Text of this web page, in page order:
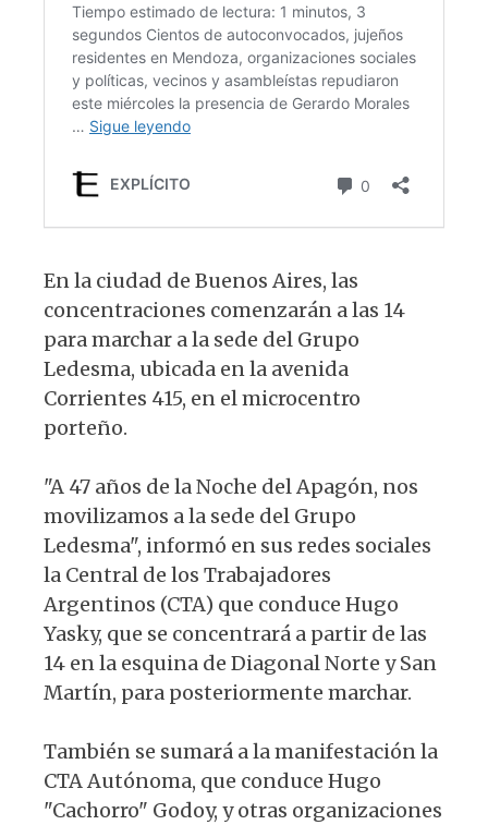
En la ciudad de Buenos Aires, las
concentraciones comenzarán a las 14
para marchar a la sede del Grupo
Ledesma, ubicada en la avenida
Corrientes 415, en el microcentro
porteño.
"A 47 años de la Noche del Apagón, nos
movilizamos a la sede del Grupo
Ledesma", informó en sus redes sociales
la Central de los Trabajadores
Argentinos (CTA) que conduce Hugo
Yasky, que se concentrará a partir de las
14 en la esquina de Diagonal Norte y San
Martín, para posteriormente marchar.
También se sumará a la manifestación la
CTA Autónoma, que conduce Hugo
"Cachorro" Godoy, y otras organizaciones